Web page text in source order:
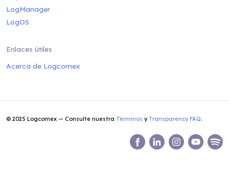
LogManager
LogOS
Enlaces útiles
Acerca de Logcomex
© 2025 Logcomex — Consulte nuestra Términos y Transparency FAQ.